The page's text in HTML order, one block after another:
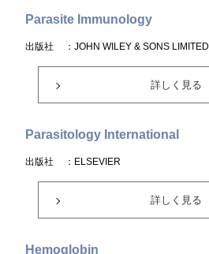
Parasite Immunology
出版社 ：JOHN WILEY & SONS LIMITED
詳しく見る
Parasitology International
出版社 ：ELSEVIER
詳しく見る
Hemoglobin